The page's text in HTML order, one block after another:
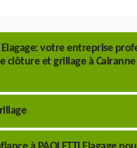
Elagage: votre entreprise
clôture et grillage à Cairanne